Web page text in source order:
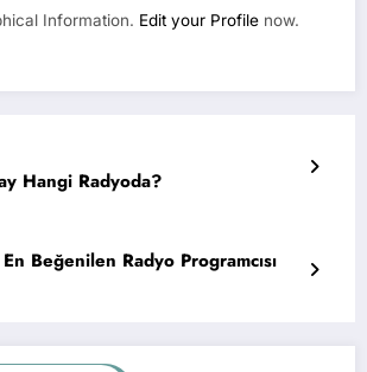
Information. Edit your Profile now.
Hangi Radyoda?
Beğenilen Radyo Programcısı